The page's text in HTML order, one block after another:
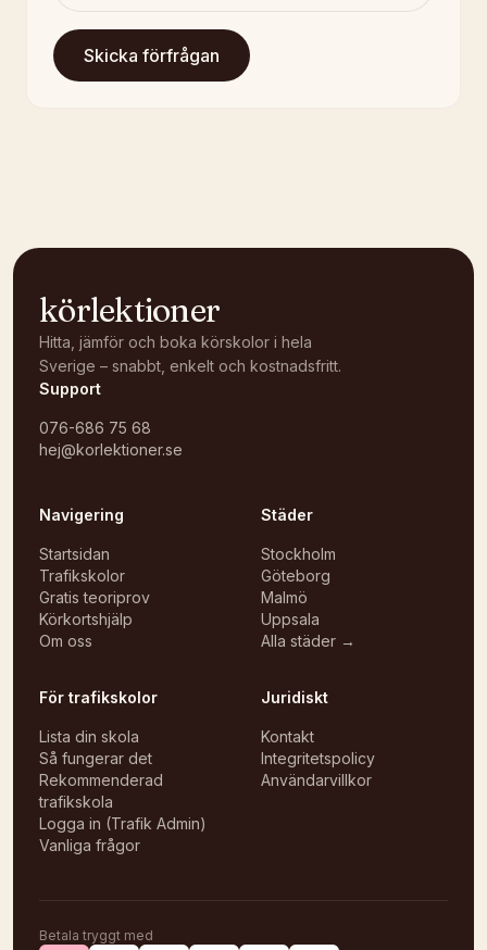
Skicka förfrågan
körlektioner
Hitta, jämför och boka körskolor i hela
Sverige – snabbt, enkelt och kostnadsfritt.
Support
076-686 75 68
hej@korlektioner.se
Navigering
Startsidan
Trafikskolor
Gratis teoriprov
Körkortshjälp
Om oss
Städer
Stockholm
Göteborg
Malmö
Uppsala
Alla städer →
För trafikskolor
Lista din skola
Så fungerar det
Rekommenderad
trafikskola
Logga in (Trafik Admin)
Vanliga frågor
Juridiskt
Kontakt
Integritetspolicy
Användarvillkor
Betala tryggt med